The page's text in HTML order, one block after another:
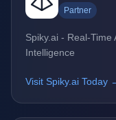
Partner
Spiky.ai - Real-Time
Intelligence
Visit Spiky.ai Today